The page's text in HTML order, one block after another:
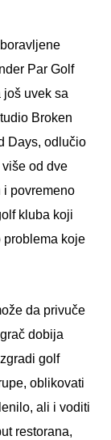
Par Golf
uvek sa
Broken
Days, odlučio
od dve
i povremeno
kluba koji
problema koje
da privuče
dobija
golf
oblikovati
ali i voditi
restorana,